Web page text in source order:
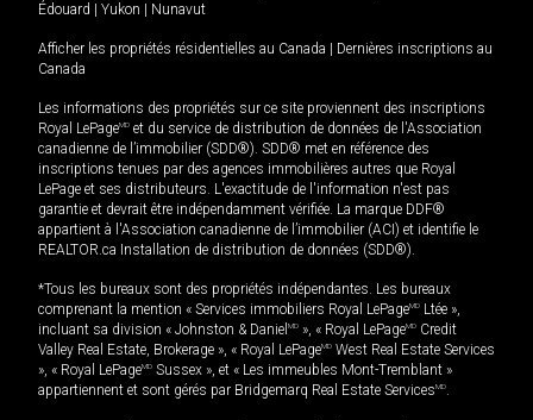
Édouard
Yukon Nunavut
Afficher les propriétés résidentielles au Canada
Dernières inscriptions au
Canada
Les informations des propriétés sur ce site proviennent des inscriptions
Royal LePageMD et du service de distribution de données de l'Association
canadienne de l’immobilier (SDD®). SDD® met en référence des
inscriptions tenues par des agences immobilières autres que Royal
LePage et ses distributeurs. L'exactitude de l'information n'est pas
garantie et devrait être indépendamment vérifiée. La marque DDF®
appartient à l'Association canadienne de l’immobilier (ACI) et identifie le
REALTOR.ca Installation de distribution de données (SDD®).
*Tous les bureaux sont des propriétés indépendantes. Les bureaux
comprenant la mention « Services immobiliers Royal LePageMD Ltée »,
incluant sa division « Johnston & Daniel MD », « Royal LePageMD Credit
Valley Real Estate, Brokerage », « Royal LePageMD West Real Estate Services
», « Royal LePageMD Sussex », et « Les immeubles Mont-Tremblant »
appartiennent et sont gérés par Bridgemarq Real Estate ServicesMD.